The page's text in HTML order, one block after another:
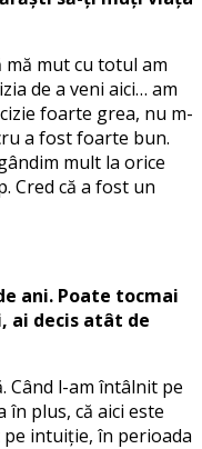
mut cu totul am
de a veni aici… am
foarte grea, nu m-
a fost foarte bun.
mult la orice
Cred că a fost un
ani. Poate tocmai
ai decis atât de
Când l-am întâlnit pe
în plus, că aici este
intuiție, în perioada